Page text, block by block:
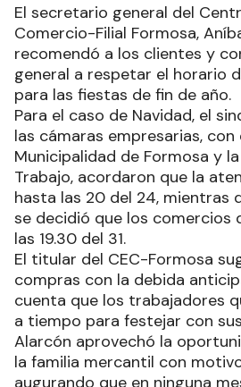
El secretario general del
Comercio-Filial Formosa,
recomendó a los clientes y
general a respetar el horario
para las fiestas de fin de año.
Para el caso de Navidad, el
las cámaras empresarias, con
Municipalidad de Formosa y
Trabajo, acordaron que la
hasta las 20 del 24, mientras
se decidió que los comercios
las 19.30 del 31.
El titular del CEC-Formosa
compras con la debida
cuenta que los trabajadores
a tiempo para festejar con
Alarcón aprovechó la
la familia mercantil con
augurando que en ninguna